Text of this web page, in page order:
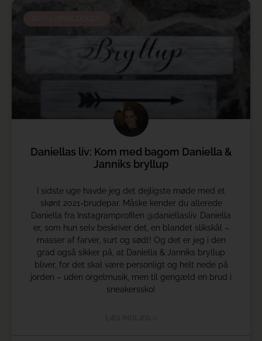
Daniellas liv: Kom med bagom Daniella &
Janniks bryllup
I sidste uge havde jeg det dejligste møde med et
skønt 2021-brudepar. Måske kender du allerede
Daniella fra Instagramprofilen @daniellasliv. Daniella
er, som hun selv beskriver det, en blandet slikskål –
masser af farver, surt og sødt! Og det er jeg i den
grad også sikker på, at Daniella & Janniks bryllup
bliver, for det skal være personligt og helt nede på
jorden – uden orgelmusik, men til gengæld en brud i
sneakerssko!